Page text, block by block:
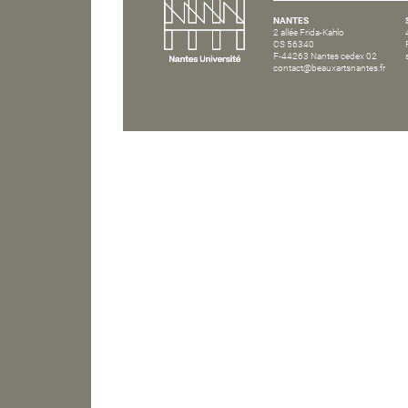
NANTES
2 allée Frida-Kahlo
CS 56340
F-44263 Nantes cedex 02
contact@beauxartsnantes.fr